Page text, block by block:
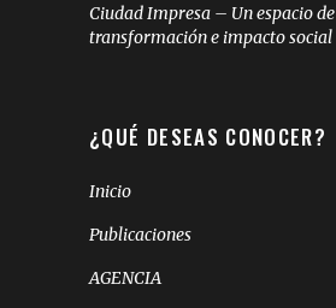
Ciudad Impresa – Un espacio de
transformación e impacto social
¿QUÉ DESEAS CONOCER?
Inicio
Publicaciones
AGENCIA